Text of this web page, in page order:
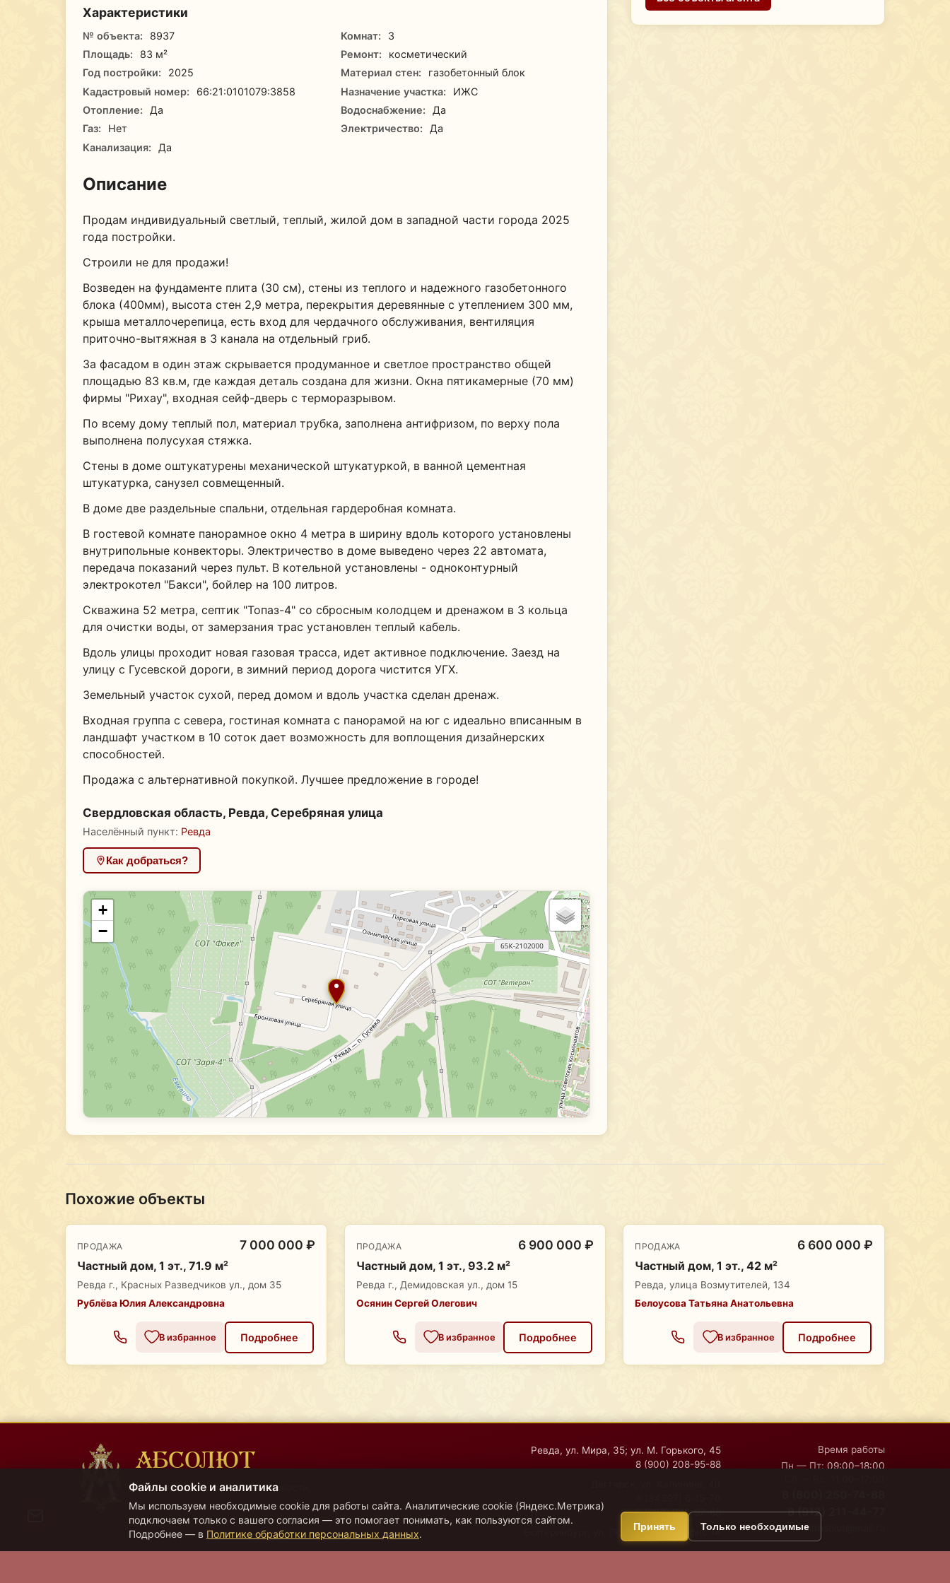
Характеристики
№ объекта: 8937 Комнат:
3
Площадь:
83 м² Ремонт:
косметический
Год постройки:
2025 Материал стен:
газобетонный блок
Кадастровый номер:
66:21:0101079:3858 Назначение участка:
ИЖС
Отопление:
Да Водоснабжение:
Да
Газ:
Нет Электричество:
Да
Канализация:
Да
Описание
Продам индивидуальный светлый, теплый, жилой дом в западной части города 2025
года постройки.
Строили не для продажи!
Возведен на фундаменте плита (30 см), стены из теплого и надежного газобетонного
блока (400мм), высота стен 2,9 метра, перекрытия деревянные с утеплением 300 мм,
крыша металлочерепица, есть вход для чердачного обслуживания, вентиляция
приточно-вытяжная в 3 канала на отдельный гриб.
За фасадом в один этаж скрывается продуманное и светлое пространство общей
площадью 83 кв.м, где каждая деталь создана для жизни. Окна пятикамерные (70 мм)
фирмы "Рихау", входная сейф-дверь с терморазрывом.
По всему дому теплый пол, материал трубка, заполнена антифризом, по верху пола
выполнена полусухая стяжка.
Стены в доме оштукатурены механической штукатуркой, в ванной цементная
штукатурка, санузел совмещенный.
В доме две раздельные спальни, отдельная гардеробная комната.
В гостевой комнате панорамное окно 4 метра в ширину вдоль которого установлены
внутрипольные конвекторы. Электричество в доме выведено через 22 автомата,
передача показаний через пульт. В котельной установлены - одноконтурный
электрокотел "Бакси", бойлер на 100 литров.
Скважина 52 метра, септик "Топаз-4" со сбросным колодцем и дренажом в 3 кольца
для очистки воды, от замерзания трас установлен теплый кабель.
Вдоль улицы проходит новая газовая трасса, идет активное подключение. Заезд на
улицу с Гусевской дороги, в зимний период дорога чистится УГХ.
Земельный участок сухой, перед домом и вдоль участка сделан дренаж.
Входная группа с севера, гостиная комната с панорамой на юг с идеально вписанным в
ландшафт участком в 10 соток дает возможность для воплощения дизайнерских
способностей.
Продажа с альтернативной покупкой. Лучшее предложение в городе!
Свердловская область, Ревда, Серебряная улица
Населённый пункт: Ревда
Как добраться?
+
−
Похожие объекты
ПРОДАЖА 7 000 000 ₽
Частный дом, 1 эт., 71.9 м²
Ревда г., Красных Разведчиков ул., дом 35
Рублёва Юлия Александровна
В избранное Подробнее
ПРОДАЖА 6 900 000 ₽
Частный дом, 1 эт., 93.2 м²
Ревда г., Демидовская ул., дом 15
Осянин Сергей Олегович
В избранное Подробнее
ПРОДАЖА 6 600 000 ₽
Частный дом, 1 эт., 42 м²
Ревда, улица Возмутителей, 134
Белоусова Татьяна Анатольевна
В избранное Подробнее
АБСОЛЮТ
Региональный центр недвижимости.
Все операции с недвижимостью.
Ревда, ул. Мира, 35; ул. М. Горького, 45
8 (900) 208-95-88
8 (900) 208-97-88
Екатеринбург, ул. Посадская, 45, офис 14
Время работы
Пн — Пт: 09:00–18:00
8 (912) 211-44-77
moiabsolut@mail.ru
Файлы cookie и аналитика
Мы используем необходимые cookie для работы сайта. Аналитические cookie (Яндекс.Метрика)
подключаем только с вашего согласия — это помогает понимать, как пользуются сайтом.
Подробнее — в Политике обработки персональных данных.
Принять Только необходимые